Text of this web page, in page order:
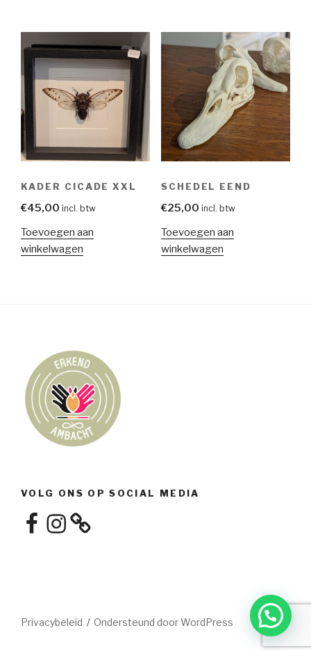
KADER CICADE XXL
€45,00 incl. btw
Toevoegen aan
winkelwagen
SCHEDEL EEND
€25,00 incl. btw
Toevoegen aan
winkelwagen
VOLG ONS OP SOCIAL MEDIA
FacebookInstagram
Privacybeleid Ondersteund door WordPress